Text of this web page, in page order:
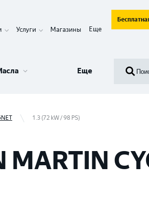
Услуги Магазины Еще
Еще
1.3 (72 kW / 98 PS)